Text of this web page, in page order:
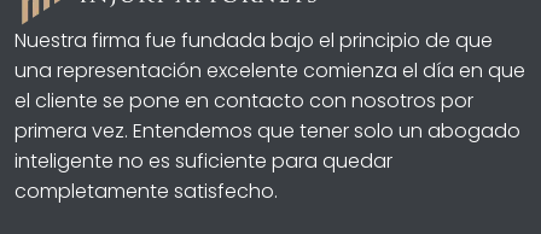
Nuestra firma fue fundada bajo el principio de que
una representación excelente comienza el día en que
el cliente se pone en contacto con nosotros por
primera vez. Entendemos que tener solo un abogado
inteligente no es suficiente para quedar
completamente satisfecho.